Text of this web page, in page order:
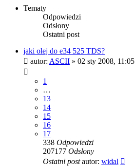
Tematy
Odpowiedzi
Odsłony
Ostatni post
jaki olej do e34 525 TDS?
autor: ASCII » 02 sty 2008, 11:05
1
…
13
14
15
16
17
338 Odpowiedzi
207177 Odsłony
Ostatni postautor: widal